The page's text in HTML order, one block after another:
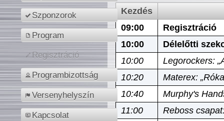
Szponzorok
Program
Regisztráció
Programbizottság
Versenyhelyszín
Kapcsolat
Kezdés
09:00
Regisztráció
10:00
Délelőtti
10:00
Legorockers:
10:20
Materex:
10:40
Murphy's
11:00
Reboss